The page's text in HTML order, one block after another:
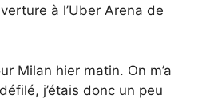
à l’Uber Arena de
Milan hier matin. On m’a
j’étais donc un peu